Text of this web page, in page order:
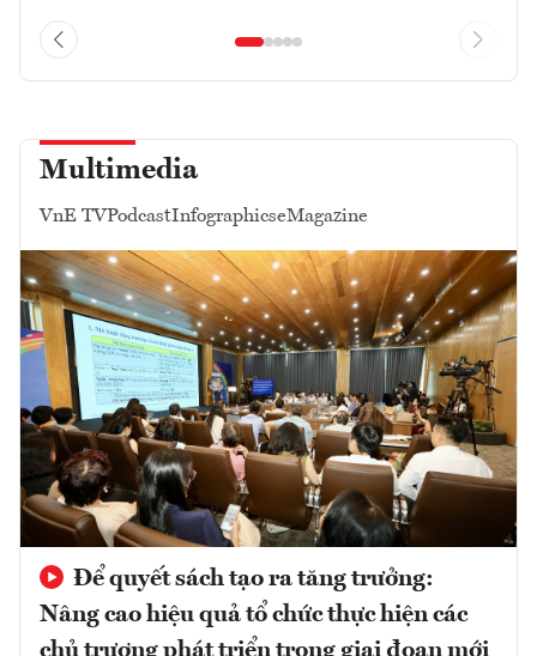
Multimedia
VnE TVPodcastInfographicseMagazine
Để quyết sách tạo ra tăng trưởng:
Nâng cao hiệu quả tổ chức thực hiện các